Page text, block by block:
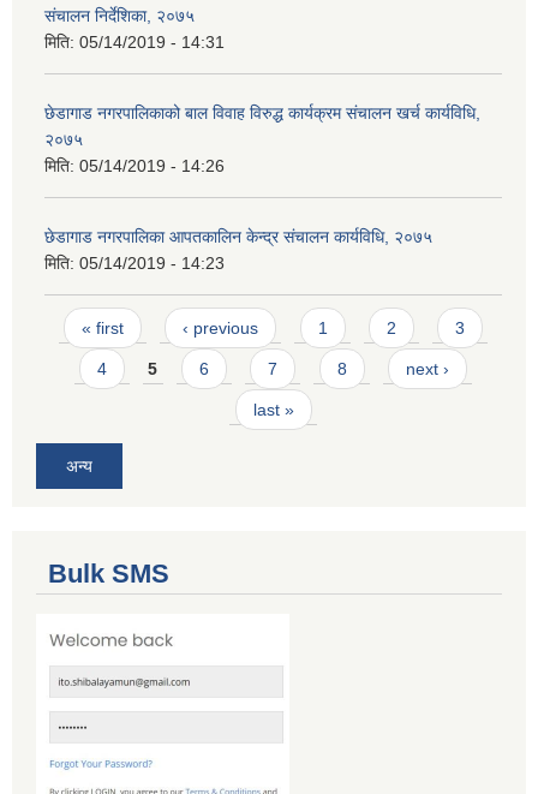
संचालन निर्देशिका, २०७५
मिति: 05/14/2019 - 14:31
छेडागाड नगरपालिकाको बाल विवाह विरुद्ध कार्यक्रम संचालन खर्च कार्यविधि,
२०७५
मिति: 05/14/2019 - 14:26
छेडागाड नगरपालिका आपतकालिन केन्द्र संचालन कार्यविधि, २०७५
मिति: 05/14/2019 - 14:23
Pages
« first ‹ previous 1 2 3
4 5 6 7 8 next ›
last »
अन्य
Bulk SMS